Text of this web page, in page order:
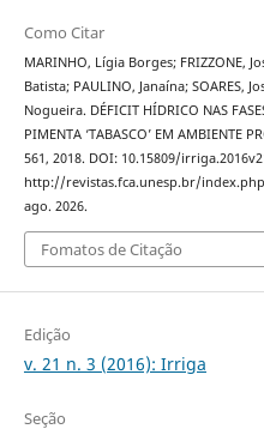
Como Citar
MARINHO, Lígia Borges; FRIZZONE,
Batista; PAULINO, Janaína; SOARES,
Nogueira. DÉFICIT HÍDRICO NAS
PIMENTA ‘TABASCO’ EM AMBIENTE
561, 2018. DOI: 10.15809/
http://revistas.fca.unesp.br/
ago. 2026.
Fomatos de Citação
Edição
v. 21 n. 3 (2016): Irriga
Seção